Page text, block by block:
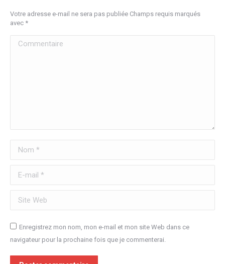
Votre adresse e-mail ne sera pas publiée Champs requis marqués
avec *
Commentaire
Nom *
E-mail *
Site Web
Enregistrez mon nom, mon e-mail et mon site Web dans ce
navigateur pour la prochaine fois que je commenterai.